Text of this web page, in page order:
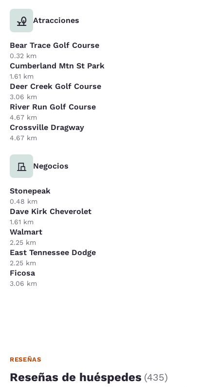
Atracciones
Bear Trace Golf Course
0.32 km
Cumberland Mtn St Park
1.61 km
Deer Creek Golf Course
3.06 km
River Run Golf Course
4.67 km
Crossville Dragway
4.67 km
Negocios
Stonepeak
0.48 km
Dave Kirk Cheverolet
1.61 km
Walmart
2.25 km
East Tennessee Dodge
2.25 km
Ficosa
3.06 km
RESEÑAS
Reseñas de huéspedes (435)